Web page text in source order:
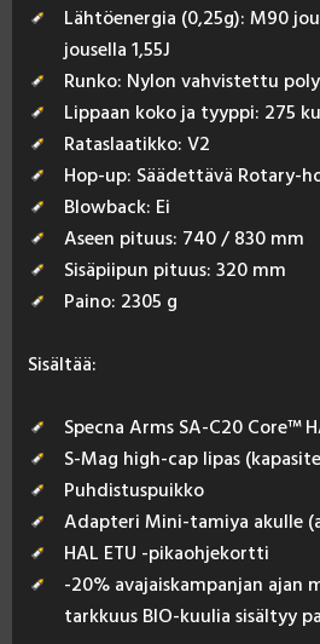
Lähtöenergia (0,25g): M90
jousella 1,55J
Runko: Nylon vahvistettu
Lippaan koko ja tyyppi: 275
Rataslaatikko: V2
Hop-up: Säädettävä Rotary-
Blowback: Ei
Aseen pituus: 740 / 830 mm
Sisäpiipun pituus: 320 mm
Paino: 2305 g
Si­säl­tää:
Specna Arms SA-C20 Core™
S-Mag high-cap lipas
Puhdistuspuikko
Adapteri Mini-tamiya akulle
HAL ETU -pikaohjekortti
-20% avajaiskampanjan ajan
tarkkuus BIO-kuulia sisältyy